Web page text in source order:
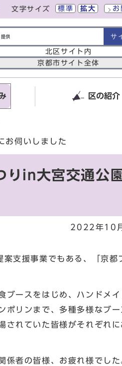
文字サイズ 標準 拡大 お
検索の範囲
北区サイト内
京都市サイト全体
区の紹介
お伺いしました
in大宮交通公園
2022年10
支援事業でもある、「京都
ブースをはじめ、ハンドメイ
ポリンまで、多種多様なブー
されていた皆様がそれぞれに
者の皆様、お疲れ様でした